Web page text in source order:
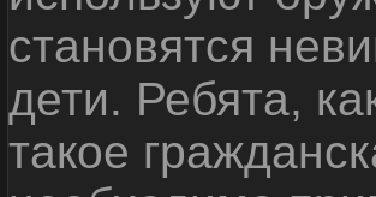
становятся
дети. Ребята,
такое